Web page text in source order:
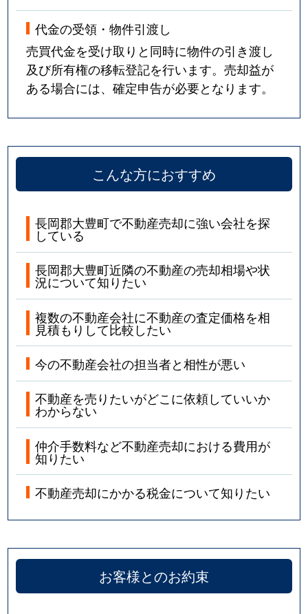
代金の受領・物件引渡し
売買代金を受け取りと同時に物件の引き渡し
及び所有権の移転登記を行います。売却益が
ある場合には、確定申告が必要となります。
こんな方におすすめ
長岡郡大豊町で不動産売却に強い会社を探
している
長岡郡大豊町近隣の不動産の売却相場や状
況について知りたい
複数の不動産会社に不動産の査定価格を相
見積もりして比較したい
今の不動産会社の担当者と相性が悪い
不動産を売りたいがどこに依頼していいか
わからない
仲介手数料など不動産売却における費用が
知りたい
不動産売却にかかる税金について知りたい
お客様とのお約束